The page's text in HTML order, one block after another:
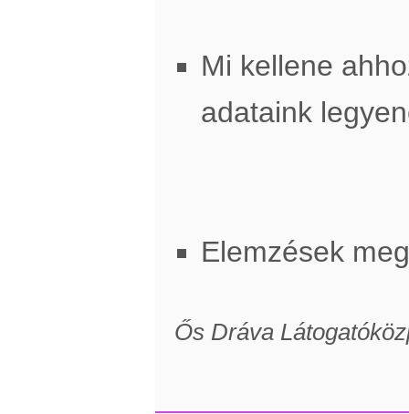
Mi kellene
adataink
Elemzések
Ős Dráva